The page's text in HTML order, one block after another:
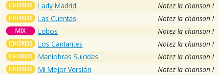
CHORDS Lady Madrid Notez la chanson !
CHORDS Las Cuentas Notez la chanson !
MIX Lobos Notez la chanson !
CHORDS Los Cantantes Notez la chanson !
CHORDS Maniobras Suicidas Notez la chanson !
CHORDS Mi Mejor Versión Notez la chanson !